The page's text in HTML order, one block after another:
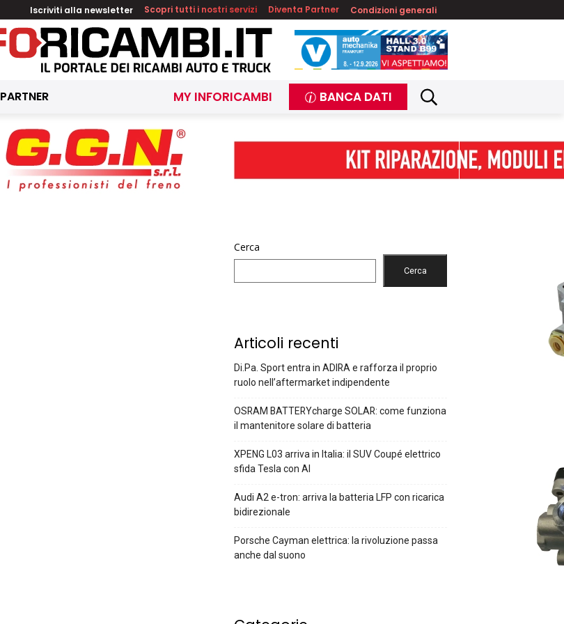
Iscriviti alla newsletter Scopri tutti i nostri servizi Diventa Partner Condizioni generali
PARTNER MY INFORICAMBI BANCA DATI
Cerca
Cerca
Articoli recenti
Di.Pa. Sport entra in ADIRA e rafforza il proprio
ruolo nell’aftermarket indipendente
OSRAM BATTERYcharge SOLAR: come funziona
il mantenitore solare di batteria
XPENG L03 arriva in Italia: il SUV Coupé elettrico
sfida Tesla con AI
Audi A2 e-tron: arriva la batteria LFP con ricarica
bidirezionale
Porsche Cayman elettrica: la rivoluzione passa
anche dal suono